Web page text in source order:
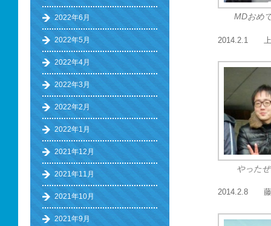
MDおめ
2014.2.1 上
やった
2014.2.8 藤
2022年6月
2022年5月
2022年4月
2022年3月
2022年2月
2022年1月
2021年12月
2021年11月
2021年10月
2021年9月